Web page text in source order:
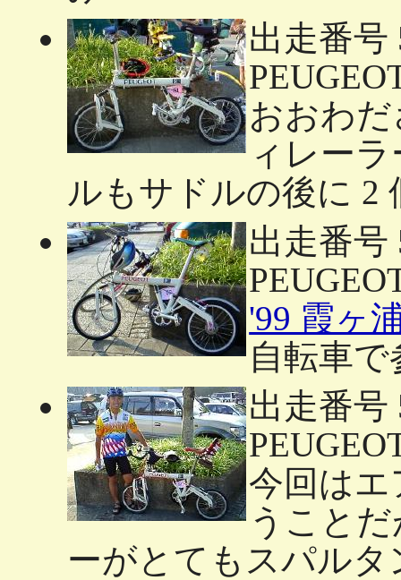
出走番号
おおわ
ィレー
ルもサドルの後に 2
出走番号
'99 霞ヶ
自転車で
出走番号
今回は
うこと
ーがとてもスパルタ